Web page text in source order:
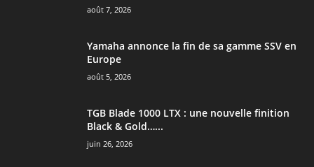
août 7, 2026
Yamaha annonce la fin de sa gamme SSV en
Europe
août 5, 2026
TGB Blade 1000 LTX : une nouvelle finition
Black & Gold…...
juin 26, 2026